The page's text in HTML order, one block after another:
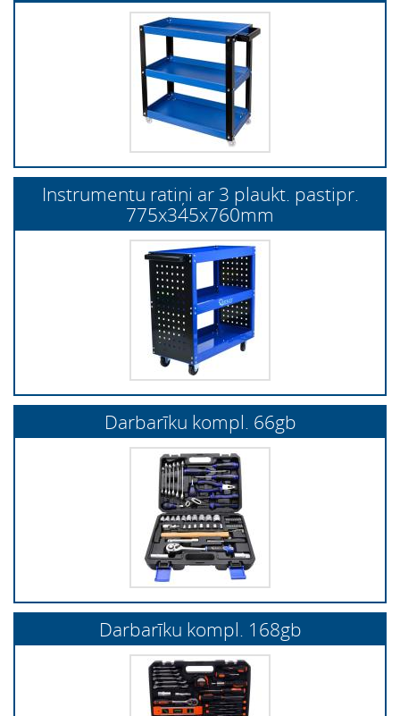
Instrumentu ratiņi ar 3 plaukt. pastipr.
775x345x760mm
Darbarīku kompl. 66gb
Darbarīku kompl. 168gb